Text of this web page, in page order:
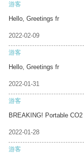
游客
Hello, Greetings fr
2022-02-09
游客
Hello, Greetings fr
2022-01-31
游客
BREAKING! Portable CO2
2022-01-28
游客